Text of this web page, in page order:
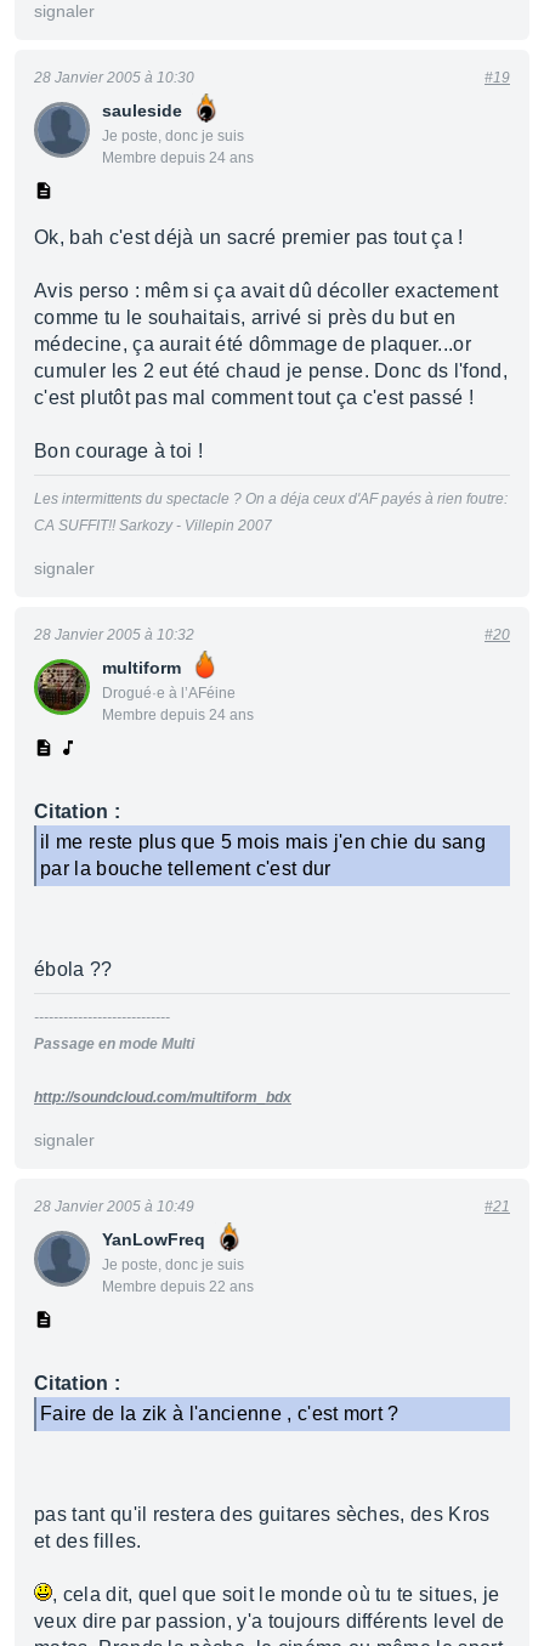
signaler
sauleside
Je poste, donc je suis
Membre depuis 24 ans
28 Janvier 2005 à 10:30 #19
Ok, bah c'est déjà un sacré premier pas tout ça !
Avis perso : mêm si ça avait dû décoller exactement
comme tu le souhaitais, arrivé si près du but en
médecine, ça aurait été dômmage de plaquer...or
cumuler les 2 eut été chaud je pense. Donc ds l'fond,
c'est plutôt pas mal comment tout ça c'est passé !
Bon courage à toi !
Les intermittents du spectacle ? On a déja ceux d'AF payés à rien foutre:
CA SUFFIT!! Sarkozy - Villepin 2007
signaler
multiform
Drogué·e à l’AFéine
Membre depuis 24 ans
28 Janvier 2005 à 10:32 #20
Citation :
il me reste plus que 5 mois mais j'en chie du sang
par la bouche tellement c'est dur
ébola ??
----------------------------
Passage en mode Multi
http://soundcloud.com/multiform_bdx
signaler
YanLowFreq
Je poste, donc je suis
Membre depuis 22 ans
28 Janvier 2005 à 10:49 #21
Citation :
Faire de la zik à l'ancienne , c'est mort ?
pas tant qu'il restera des guitares sèches, des Kros
et des filles.
, cela dit, quel que soit le monde où tu te situes, je
veux dire par passion, y'a toujours différents level de